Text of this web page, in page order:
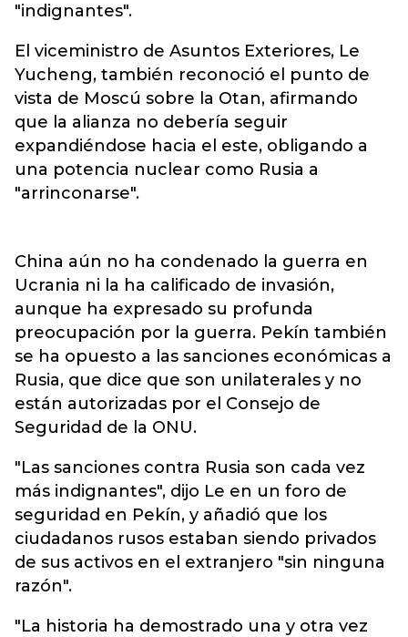
"indignantes".
El viceministro de Asuntos Exteriores, Le
Yucheng, también reconoció el punto de
vista de Moscú sobre la Otan, afirmando
que la alianza no debería seguir
expandiéndose hacia el este, obligando a
una potencia nuclear como Rusia a
"arrinconarse".
China aún no ha condenado la guerra en
Ucrania ni la ha calificado de invasión,
aunque ha expresado su profunda
preocupación por la guerra. Pekín también
se ha opuesto a las sanciones económicas a
Rusia, que dice que son unilaterales y no
están autorizadas por el Consejo de
Seguridad de la ONU.
"Las sanciones contra Rusia son cada vez
más indignantes", dijo Le en un foro de
seguridad en Pekín, y añadió que los
ciudadanos rusos estaban siendo privados
de sus activos en el extranjero "sin ninguna
razón".
"La historia ha demostrado una y otra vez